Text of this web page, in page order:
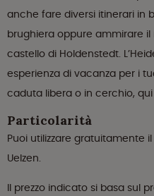
anche fare diversi itinerari in
brughiera oppure ammirare
castello di Holdenstedt.
esperienza di vacanza per i
caduta libera o in cerchio,
Particolarità
Puoi utilizzare gratuitamente
Uelzen.
Il prezzo indicato si basa sul